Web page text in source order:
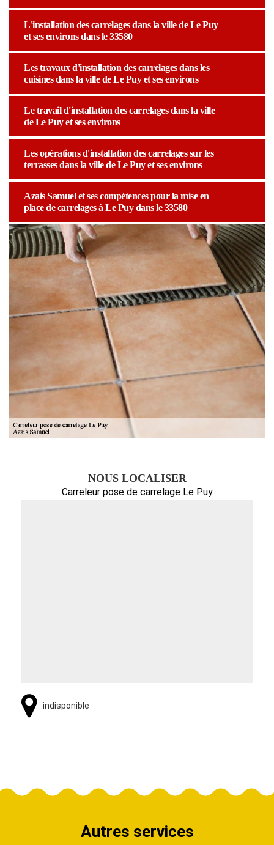
L'installation des carrelages dans la ville de Le Puy
et ses environs dans le 33580
Les travaux d'installation des carrelages dans les
cuisines dans la ville de Le Puy et ses environs
Le travail d'installation des carrelages dans la ville
de Le Puy et ses environs
Les opérations d'installation des carrelages sur les
terrasses dans la ville de Le Puy et ses environs
Azais Samuel et ses compétences pour la mise en
place de carrelages à Le Puy dans le 33580
NOUS LOCALISER
Carreleur pose de carrelage Le Puy
indisponible
Autres services